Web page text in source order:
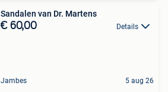
Sandalen van Dr. Martens
€ 60,00 Details
Jambes 5 aug 26